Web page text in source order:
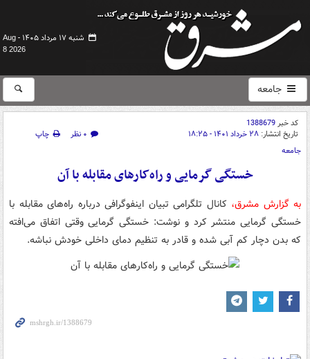
شنبه ۱۷ مرداد ۱۴۰۵ -
Aug
8 2026
جامعه
کد خبر1388679
تاریخ انتشار: ۲۸ خرداد ۱۴۰۱ - ۱۸:۲۵ ۰ نظر
چاپ
جامعه
خستگی گرمایی و راه‌کارهای مقابله با آن
به گزارش مشرق، کانال تلگرامی تبیان اینفوگرافی درباره راه‌های مقابله با
خستگی گرمایی منتشر کرد و نوشت: خستگی گرمایی وقتی اتفاق می‌افته
که بدن دچار کم­ آبی شده و قادر به تنظیم دمای داخلی خودش نباشه.